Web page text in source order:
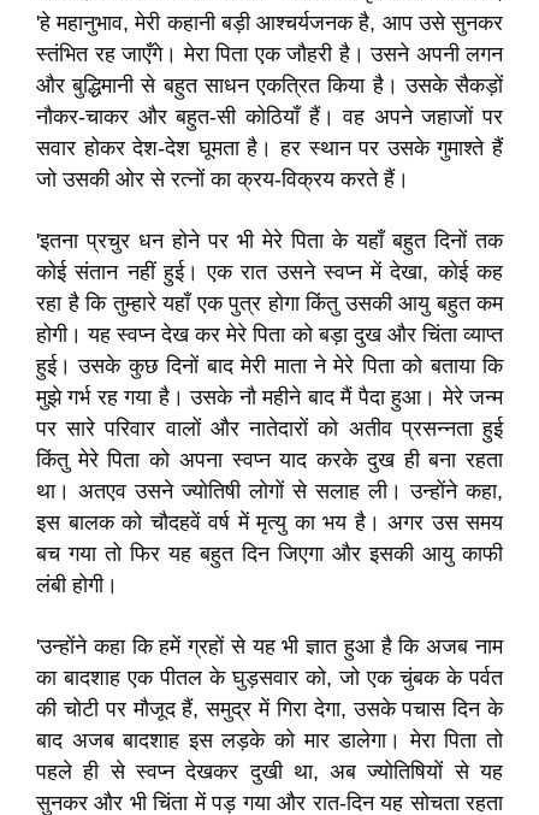
'हे महानुभाव, मेरी कहानी बड़ी आश्चर्यजनक है, आप उसे सुनकर
स्तंभित रह जाएँगे। मेरा पिता एक जौहरी है। उसने अपनी लगन
और बुद्धिमानी से बहुत साधन एकत्रित किया है। उसके सैकड़ों
नौकर-चाकर और बहुत-सी कोठियाँ हैं। वह अपने जहाजों पर
सवार होकर देश-देश घूमता है। हर स्थान पर उसके गुमाश्ते हैं
जो उसकी ओर से रत्नों का क्रय-विक्रय करते हैं।
'इतना प्रचुर धन होने पर भी मेरे पिता के यहाँ बहुत दिनों तक
कोई संतान नहीं हुई। एक रात उसने स्वप्न में देखा, कोई कह
रहा है कि तुम्हारे यहाँ एक पुत्र होगा किंतु उसकी आयु बहुत कम
होगी। यह स्वप्न देख कर मेरे पिता को बड़ा दुख और चिंता व्याप्त
हुई। उसके कुछ दिनों बाद मेरी माता ने मेरे पिता को बताया कि
मुझे गर्भ रह गया है। उसके नौ महीने बाद मैं पैदा हुआ। मेरे जन्म
पर सारे परिवार वालों और नातेदारों को अतीव प्रसन्नता हुई
किंतु मेरे पिता को अपना स्वप्न याद करके दुख ही बना रहता
था। अतएव उसने ज्योतिषी लोगों से सलाह ली। उन्होंने कहा,
इस बालक को चौदहवें वर्ष में मृत्यु का भय है। अगर उस समय
बच गया तो फिर यह बहुत दिन जिएगा और इसकी आयु काफी
लंबी होगी।
'उन्होंने कहा कि हमें ग्रहों से यह भी ज्ञात हुआ है कि अजब नाम
का बादशाह एक पीतल के घुड़सवार को, जो एक चुंबक के पर्वत
की चोटी पर मौजूद हैं, समुद्र में गिरा देगा, उसके पचास दिन के
बाद अजब बादशाह इस लड़के को मार डालेगा। मेरा पिता तो
पहले ही से स्वप्न देखकर दुखी था, अब ज्योतिषियों से यह
सुनकर और भी चिंता में पड़ गया और रात-दिन यह सोचता रहता